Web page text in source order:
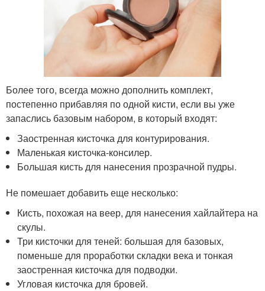
Более того, всегда можно дополнить комплект,
постепенно прибавляя по одной кисти, если вы уже
запаслись базовым набором, в который входят:
Заостренная кисточка для контурирования.
Маленькая кисточка-консилер.
Большая кисть для нанесения прозрачной пудры.
Не помешает добавить еще несколько:
Кисть, похожая на веер, для нанесения хайлайтера на
скулы.
Три кисточки для теней: большая для базовых,
поменьше для проработки складки века и тонкая
заостренная кисточка для подводки.
Угловая кисточка для бровей.